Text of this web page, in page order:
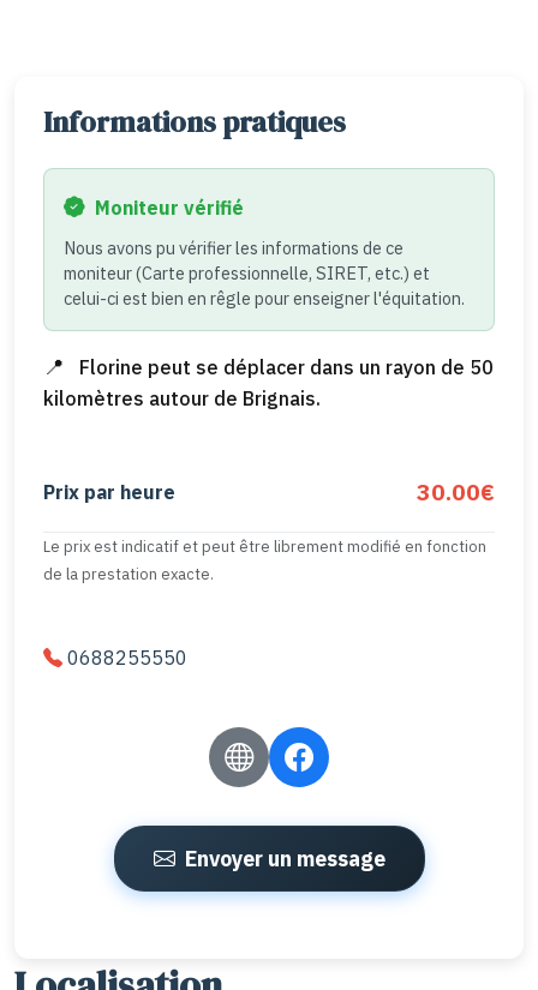
Informations pratiques
Moniteur vérifié
Nous avons pu vérifier les informations de ce
moniteur (Carte professionnelle, SIRET, etc.) et
celui-ci est bien en rêgle pour enseigner l'équitation.
Florine peut se déplacer dans un rayon de 50
kilomètres autour de Brignais.
Prix par heure 30.00€
Le prix est indicatif et peut être librement modifié en fonction
de la prestation exacte.
0688255550
Envoyer un message